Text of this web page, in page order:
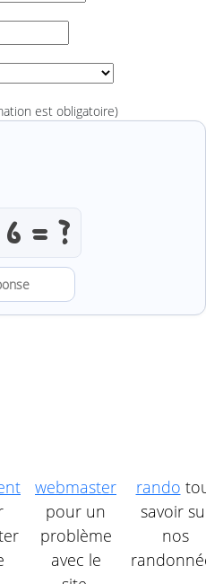
est obligatoire)
Résoudre l’addition anti-robot
webmaster
pour un
problème
avec le
rando
savoir
nos